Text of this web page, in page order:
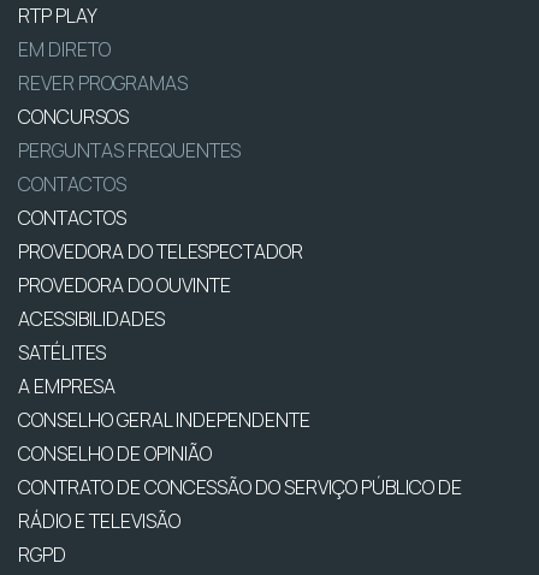
RTP PLAY
EM DIRETO
REVER PROGRAMAS
CONCURSOS
PERGUNTAS FREQUENTES
CONTACTOS
CONTACTOS
PROVEDORA DO TELESPECTADOR
PROVEDORA DO OUVINTE
ACESSIBILIDADES
SATÉLITES
A EMPRESA
CONSELHO GERAL INDEPENDENTE
CONSELHO DE OPINIÃO
CONTRATO DE CONCESSÃO DO SERVIÇO PÚBLICO DE
RÁDIO E TELEVISÃO
RGPD